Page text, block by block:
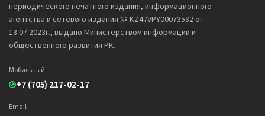
периодического печатного издания, информационного
агентства и сетевого издания № KZ47VPY00073582 от
13.07.2023г., выдано Министерством информации и
общественного развития РК.
Мобильный
+7 (705) 217-02-17
Email